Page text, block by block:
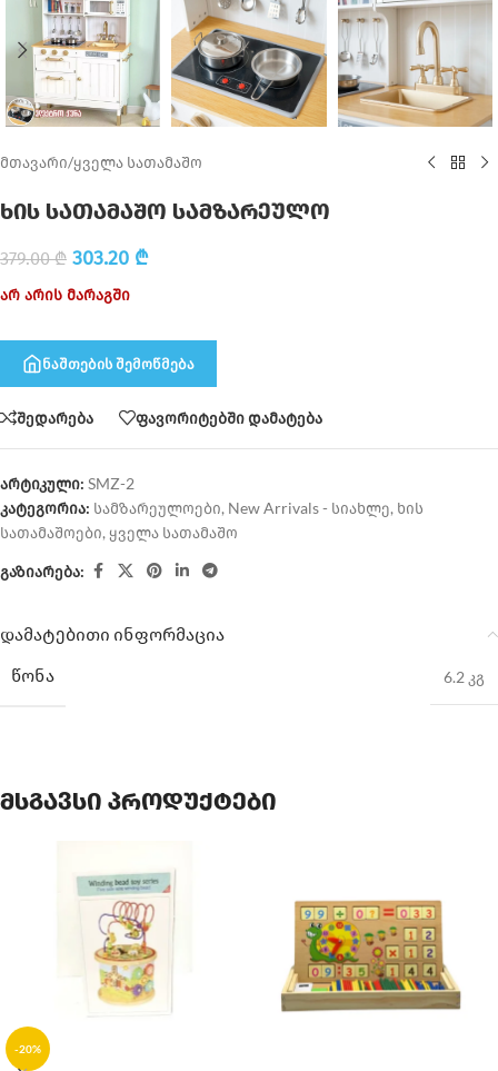
მთავარი/ყველა სათამაშო
ხის სათამაშო სამზარეულო
379.00₾ 303.20 ₾
არ არის მარაგში
ნაშთების შემოწმება
შედარება ფავორიტებში დამატება
არტიკული: SMZ-2
კატეგორია: სამზარეულოები, New Arrivals - სიახლე, ხის
სათამაშოები, ყველა სათამაშო
გაზიარება:
დამატებითი ინფორმაცია
ᲬᲝᲜᲐ
6.2 კგ
მსგავსი პროდუქტები
-20%